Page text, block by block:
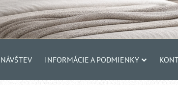
INFORMÁCIE A PODMIENKY